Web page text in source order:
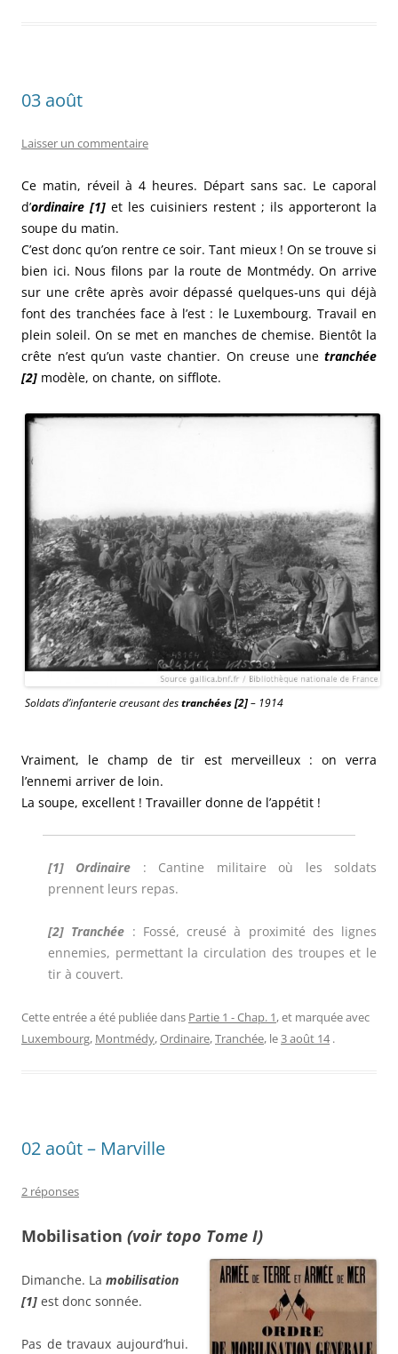
03 août
Laisser un commentaire
Ce matin, réveil à 4 heures. Départ sans sac. Le caporal
d’ordinaire [1] et les cuisiniers restent ; ils apporteront la
soupe du matin.
C’est donc qu’on rentre ce soir. Tant mieux ! On se trouve si
bien ici. Nous filons par la route de Montmédy. On arrive
sur une crête après avoir dépassé quelques-uns qui déjà
font des tranchées face à l’est : le Luxembourg. Travail en
plein soleil. On se met en manches de chemise. Bientôt la
crête n’est qu’un vaste chantier. On creuse une tranchée
[2] modèle, on chante, on sifflote.
Soldats d’infanterie creusant destranchées [2]– 1914
Vraiment, le champ de tir est merveilleux : on verra
l’ennemi arriver de loin.
La soupe, excellent ! Travailler donne de l’appétit !
[1] Ordinaire
: Cantine militaire où les soldats
prennent leurs repas.
[2] Tranchée : Fossé, creusé à proximité des lignes
ennemies, permettant la circulation des troupes et le
tir à couvert.
Cette entrée a été publiée dans Partie 1 - Chap. 1, et marquée avec
Luxembourg, Montmédy,Ordinaire,Tranchée, le3 août 14 .
02 août – Marville
2 réponses
Mobilisation (voir topo Tome I)
Dimanche. La mobilisation
[1] est donc sonnée.
Pas de travaux aujourd’hui.